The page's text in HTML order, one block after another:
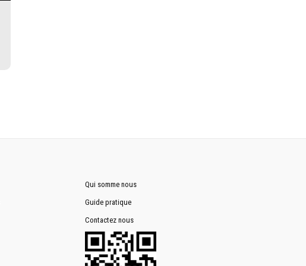
Qui somme nous
Guide pratique
Contactez nous